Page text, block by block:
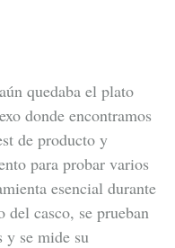
quedaba el plato
donde encontramos
de producto y
para probar varios
esencial durante
casco, se prueban
y se mide su